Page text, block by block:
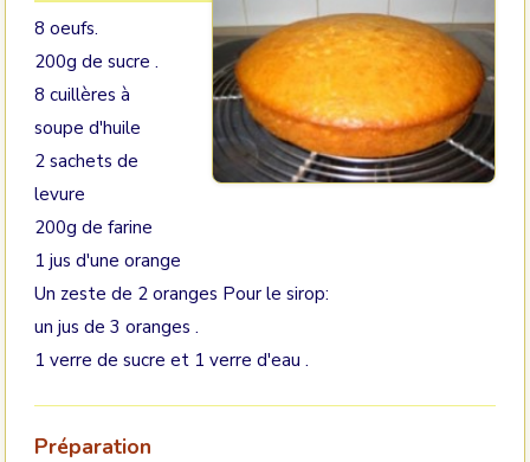
8 oeufs.
200g de sucre .
8 cuillères à
soupe d'huile
2 sachets de
levure
200g de farine
1 jus d'une orange
Un zeste de 2 oranges Pour le sirop:
un jus de 3 oranges .
1 verre de sucre et 1 verre d'eau .
Préparation